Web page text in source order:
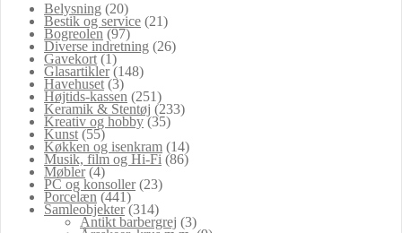
Belysning (20)
Bestik og service (21)
Bogreolen (97)
Diverse indretning (26)
Gavekort (1)
Glasartikler (148)
Havehuset (3)
Højtids-kassen (251)
Keramik & Stentøj (233)
Kreativ og hobby (35)
Kunst (55)
Køkken og isenkram (14)
Musik, film og Hi-Fi (86)
Møbler (4)
PC og konsoller (23)
Porcelæn (441)
Samleobjekter (314)
Antikt barbergrej (3)